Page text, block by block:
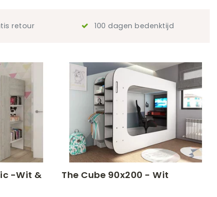
retour 100 dagen bedenktijd
-Wit &
The Cube 90x200 - Wit